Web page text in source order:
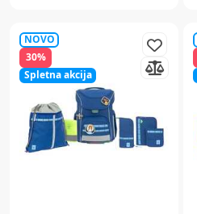
30%
Spletna akcija
NOVO